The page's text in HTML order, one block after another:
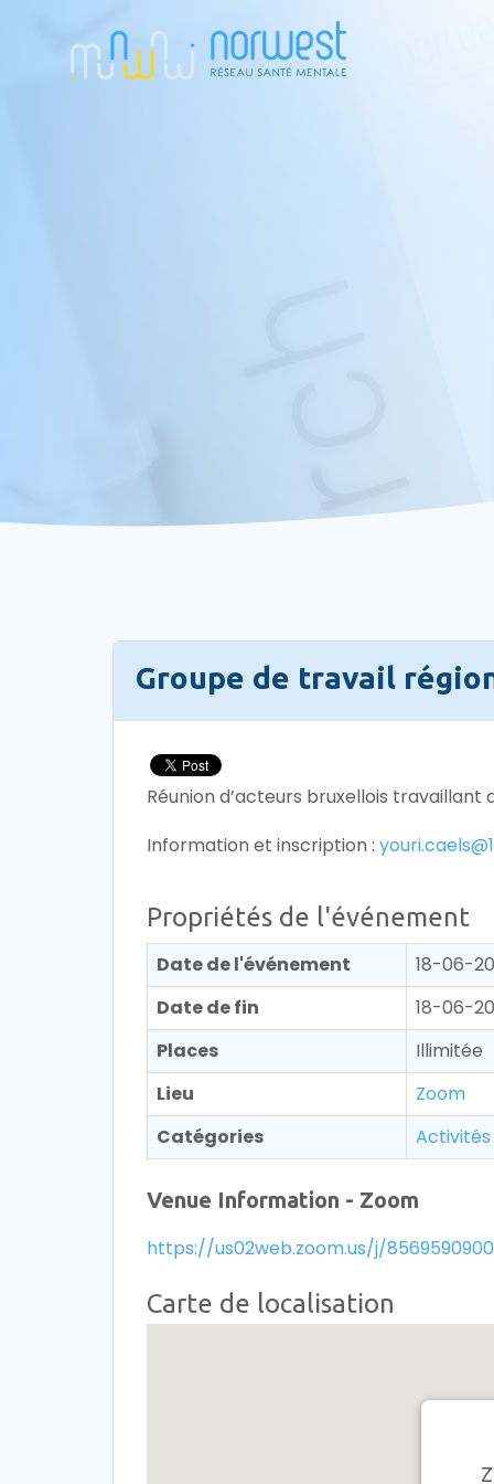
Groupe de travail
Réunion d’acteurs bruxellois travaillant
Information et inscription :
Propriétés de l'événement
Date de l'événement
18-06-
Date de fin
18-06-
Places
Illimitée
Lieu
Zoom
Catégories
Venue Information - Zoom
https://us02web.zoom.us/j/
Carte de localisation